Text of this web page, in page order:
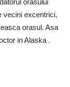
orasului
vecini excentrici,
orasul. Asa
in Alaska .